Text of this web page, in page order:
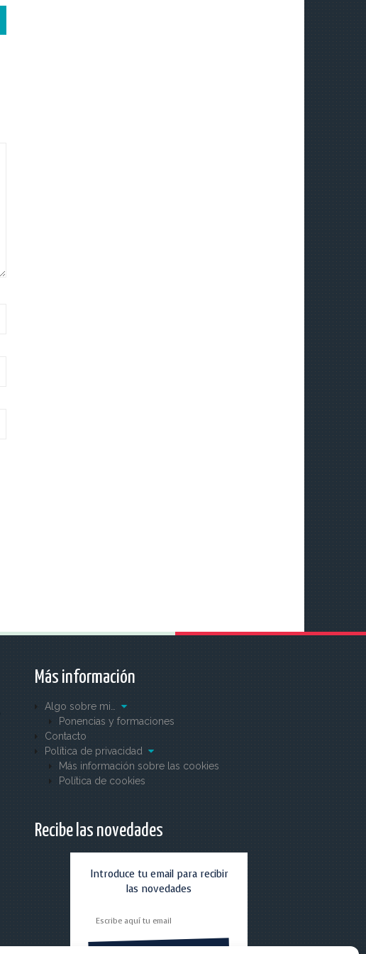
Más información
Algo sobre mi…
Ponencias y formaciones
Contacto
Política de privacidad
Más información sobre las cookies
Política de cookies
Recibe las novedades
Introduce tu email para recibir
las novedades